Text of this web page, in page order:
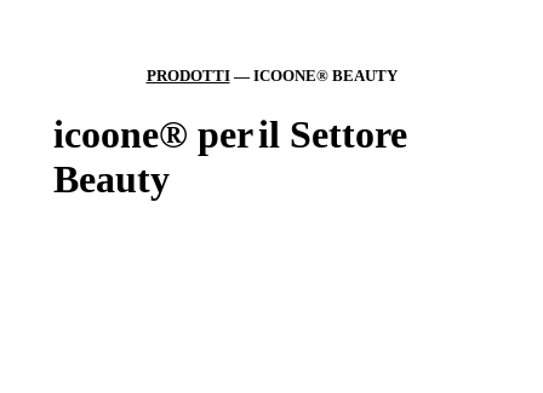
PRODOTTI— ICOONE® BEAUTY
icoone® peril Settore
Beauty